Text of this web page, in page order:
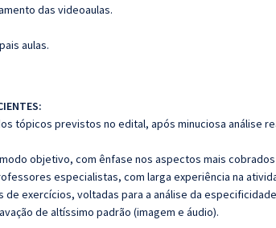
das videoaulas.
aulas.
tópicos previstos no edital, após minuciosa análise
objetivo, com ênfase nos aspectos mais
especialistas, com larga experiência na
de exercícios, voltadas para a análise da
de altíssimo padrão (imagem e áudio).